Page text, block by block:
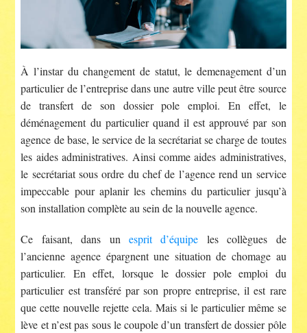
À l’instar du changement de statut, le demenagement d’un
particulier de l’entreprise dans une autre ville peut être source
de transfert de son dossier pole emploi. En effet, le
déménagement du particulier quand il est approuvé par son
agence de base, le service de la secrétariat se charge de toutes
les aides administratives. Ainsi comme aides administratives,
le secrétariat sous ordre du chef de l’agence rend un service
impeccable pour aplanir les chemins du particulier jusqu’à
son installation complète au sein de la nouvelle agence.
Ce faisant, dans un esprit d’équipe les collègues de
l’ancienne agence épargnent une situation de chomage au
particulier. En effet, lorsque le dossier pole emploi du
particulier est transféré par son propre entreprise, il est rare
que cette nouvelle rejette cela. Mais si le particulier même se
lève et n’est pas sous le coupole d’un transfert de dossier pôle